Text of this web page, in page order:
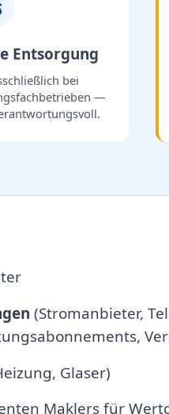
Entsorgung
bei
—
(Stromanbieter,
Glaser)
Maklers für